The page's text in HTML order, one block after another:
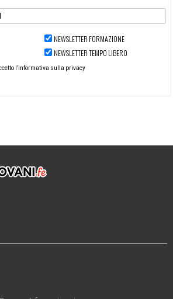
NEWSLETTER FORMAZIONE
NEWSLETTER TEMPO LIBERO
l’informativa sulla privacy